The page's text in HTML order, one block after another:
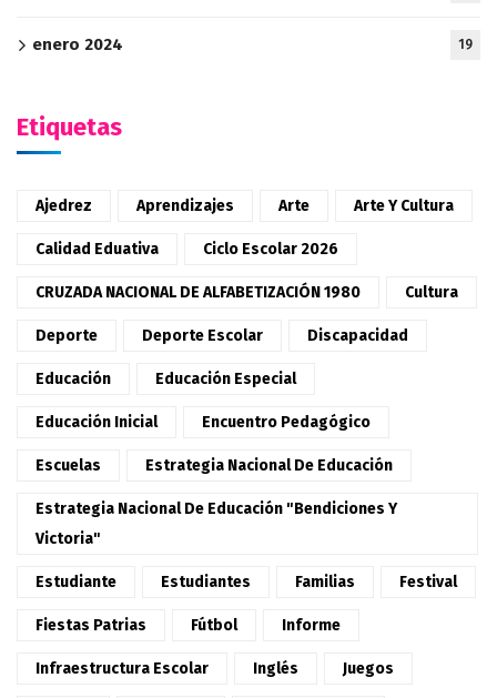
enero 2024 19
Etiquetas
Ajedrez Aprendizajes Arte Arte Y Cultura
Calidad Eduativa Ciclo Escolar 2026
CRUZADA NACIONAL DE ALFABETIZACIÓN 1980 Cultura
Deporte Deporte Escolar Discapacidad
Educación Educación Especial
Educación Inicial Encuentro Pedagógico
Escuelas Estrategia Nacional De Educación
Estrategia Nacional De Educación "Bendiciones Y
Victoria"
Estudiante Estudiantes Familias Festival
Fiestas Patrias Fútbol Informe
Infraestructura Escolar Inglés Juegos